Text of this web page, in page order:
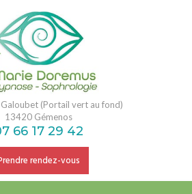
Galoubet (Portail vert au fond)
13420 Gémenos
66 17 29 42
rendez-vous